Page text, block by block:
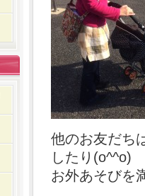
他のお友だち
したり(o^^o)
お外あそびを